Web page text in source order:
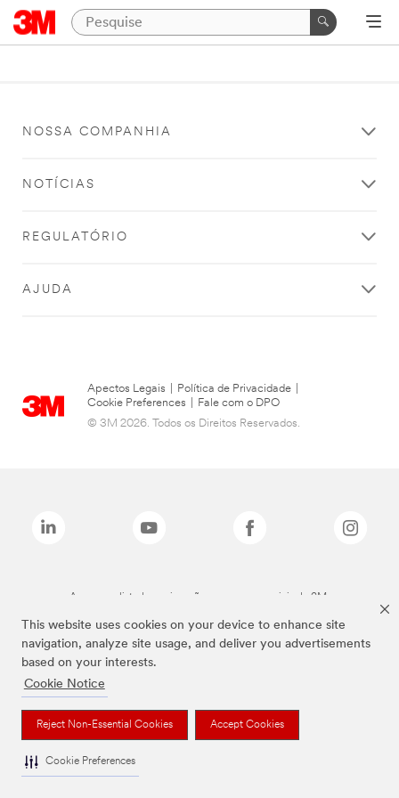
This website uses cookies on your device to enhance site
navigation, analyze site usage, and deliver you advertisements
based on your interests.
Cookie Notice
Reject Non-Essential Cookies Accept Cookies
Cookie Preferences
NOSSA COMPANHIA
NOTÍCIAS
REGULATÓRIO
AJUDA
Apectos Legais Política de Privacidade
Cookie Preferences
Fale com o DPO
© 3M 2026. Todos os Direitos Reservados.
As marcas listadas a cima são marcas comerciais da 3M.